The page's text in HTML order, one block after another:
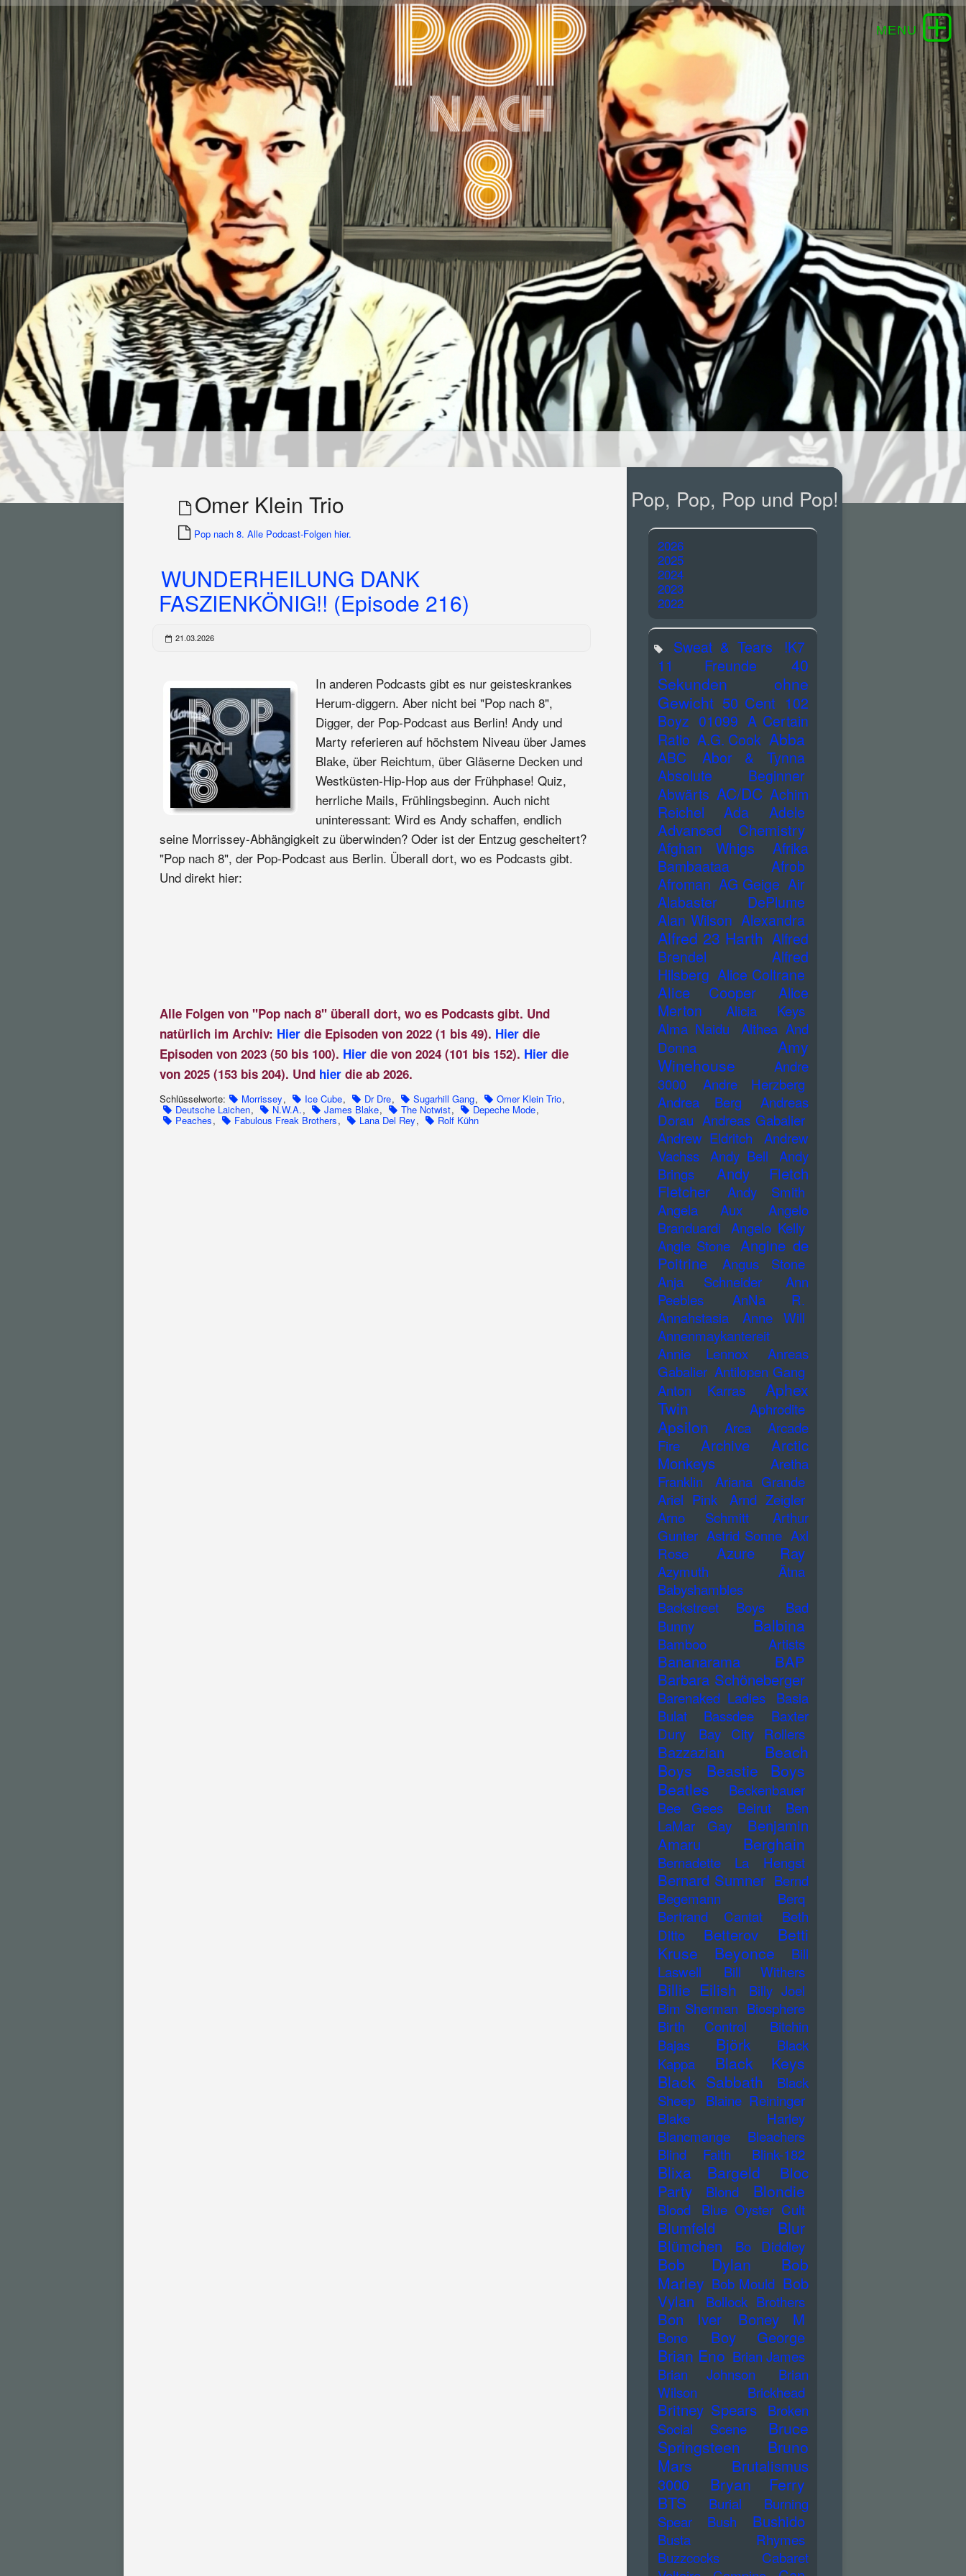
Omer Klein Trio
Pop nach 8. Alle Podcast-Folgen hier.
WUNDERHEILUNG DANK
FASZIENKÖNIG!! (Episode 216)
21.03.2026
In anderen Podcasts gibt es nur geisteskrankes
Herum-diggern. Aber nicht bei "Pop nach 8",
Digger, der Pop-Podcast aus Berlin! Andy und
Marty referieren auf höchstem Niveau über James
Blake, über Reichtum, über Gläserne Decken und
Westküsten-Hip-Hop aus der Frühphase! Quiz,
herrliche Mails, Frühlingsbeginn. Auch nicht
uninteressant: Wird es Andy schaffen, endlich
seine Morrissey-Abhängigkeit zu überwinden? Oder ist der Entzug gescheitert?
"Pop nach 8", der Pop-Podcast aus Berlin. Überall dort, wo es Podcasts gibt.
Und direkt hier:
Alle Folgen von "Pop nach 8" überall dort, wo es Podcasts gibt. Und
natürlich im Archiv: Hier die Episoden von 2022 (1 bis 49). Hier die
Episoden von 2023 (50 bis 100). Hier die von 2024 (101 bis 152). Hier die
von 2025 (153 bis 204). Und hier die ab 2026.
Schlüsselworte: Morrissey, Ice Cube, Dr Dre, Sugarhill Gang, Omer Klein Trio,
Deutsche Laichen, N.W.A., James Blake, The Notwist, Depeche Mode,
Peaches, Fabulous Freak Brothers, Lana Del Rey, Rolf Kühn
Pop, Pop, Pop und Pop!
2026
2025
2024
2023
2022
Sweat & Tears
!K7
11 Freunde
40
Sekunden ohne
Gewicht 50 Cent 102
Boyz 01099 A Certain
Ratio A.G. Cook Abba
ABC
Abor & Tynna
Absolute Beginner
Abwärts AC/DC Achim
Reichel
Ada Adele
Advanced Chemistry
Afghan Whigs
Afrika
Bambaataa
Afrob
Afroman AG Geige Air
Alabaster DePlume
Alan Wilson Alexandra
Alfred 23 Harth Alfred
Brendel
Alfred
Hilsberg Alice Coltrane
Alice Cooper
Alice
Merton
Alicia Keys
Alma Naidu
Althea And
Donna
Amy
Winehouse
Andre
3000
Andre Herzberg
Andrea Berg
Andreas
Dorau Andreas Gabalier
Andrew Eldritch
Andrew
Vachss Andy Bell
Andy
Brings
Andy Fletch
Fletcher
Andy Smith
Angela Aux
Angelo
Branduardi Angelo Kelly
Angie Stone Angine de
Poitrine
Angus Stone
Anja Schneider
Ann
Peebles
AnNa R.
Annahstasia
Anne Will
Annenmaykantereit
Annie Lennox
Anreas
Gabalier Antilopen Gang
Anton Karras
Aphex
Twin
Aphrodite
Apsilon Arca
Arcade
Fire
Archive
Arctic
Monkeys
Aretha
Franklin
Ariana Grande
Ariel Pink
Arnd Zeigler
Arno Schmitt
Arthur
Gunter Astrid Sonne Axl
Rose
Azure Ray
Azymuth
Ätna
Babyshambles
Backstreet Boys
Bad
Bunny
Balbina
Bamboo Artists
Bananarama
BAP
Barbara Schöneberger
Barenaked Ladies
Basia
Bulat
Bassdee
Baxter
Dury
Bay City Rollers
Bazzazian
Beach
Boys
Beastie Boys
Beatles
Beckenbauer
Bee Gees
Beirut
Ben
LaMar Gay
Benjamin
Amaru
Berghain
Bernadette La Hengst
Bernard Sumner Bernd
Begemann
Berq
Bertrand Cantat
Beth
Ditto
Betterov
Betti
Kruse
Beyonce
Bill
Laswell
Bill Withers
Billie Eilish
Billy Joel
Bim Sherman Biosphere
Birth Control
Bitchin
Bajas
Björk
Black
Kappa
Black Keys
Black Sabbath
Black
Sheep
Blaine Reininger
Blake Harley
Blancmange
Bleachers
Blind Faith
Blink-182
Blixa Bargeld
Bloc
Party
Blond Blondie
Blood Blue Oyster Cult
Blumfeld Blur
Blümchen Bo Diddley
Bob Dylan
Bob
Marley Bob Mould Bob
Vylan
Bollock Brothers
Bon Iver Boney M
Bono Boy George
Brian Eno Brian James
Brian Johnson
Brian
Wilson
Brickhead
Britney Spears
Broken
Social Scene
Bruce
Springsteen
Bruno
Mars
Brutalismus
3000
Bryan Ferry
BTS
Burial
Burning
Spear
Bush Bushido
Busta Rhymes
Buzzcocks
Cabaret